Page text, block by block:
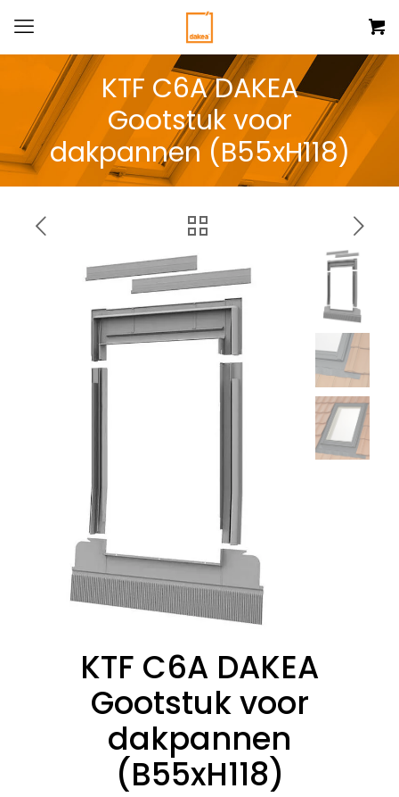
KTF C6A DAKEA
Gootstuk voor
dakpannen (B55xH118)
KTF C6A DAKEA
Gootstuk voor
dakpannen
(B55xH118)